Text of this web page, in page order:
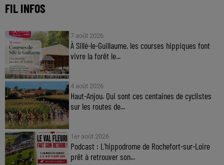
FIL INFOS
7 août 2026
À Sillé-le-Guillaume, les courses hippiques font
vivre la forêt le...
4 août 2026
Haut-Anjou. Qui sont ces centaines de cyclistes
sur les routes de...
1er août 2026
Podcast : L’hippodrome de Rochefort-sur-Loire
prêt à retrouver son...